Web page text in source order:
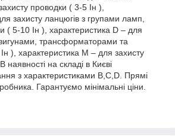
проводки ( 3-5 Ін ),
захисту ланцюгів з групами ламп,
( 5-10 Ін ), характеристика D – для
трансформаторами та
Ін ), характеристика М – для захисту
наявності на складі в Києві
з характеристиками B,C,D. Прямі
Гарантуємо мінімальні ціни.